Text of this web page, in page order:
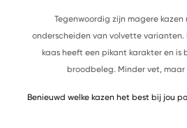
Tegenwoordig zijn magere kazen
onderscheiden van volvette varianten.
kaas heeft een pikant karakter en is
broodbeleg. Minder vet, maar
Benieuwd welke kazen het best bij jou